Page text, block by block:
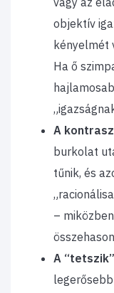
objektív
kényelmét
Ha ő
A
burkolat
tűnik, és
–
A